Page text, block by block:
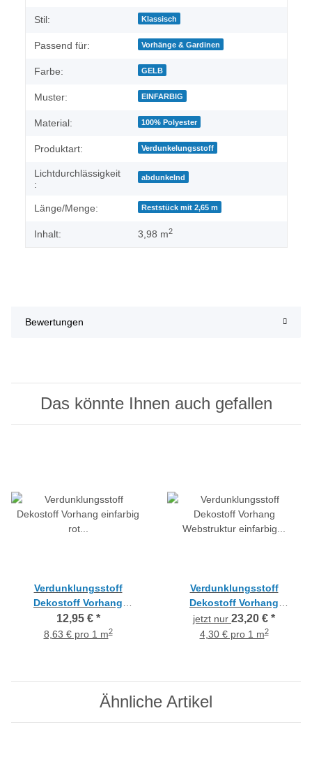
Stil: Klassisch
Passend für: Vorhänge & Gardinen
Farbe: GELB
Muster: EINFARBIG
Material: 100% Polyester
Produktart: Verdunkelungsstoff
Lichtdurchlässigkeit
:
abdunkelnd
Länge/Menge: Reststück mit 2,65 m
Inhalt: 3,98 m2
Bewertungen
Das könnte Ihnen auch gefallen
Verdunklungsstoff
Dekostoff Vorhang
einfarbig rot blickdicht,
Meterware
12,95 € *
8,63 € pro 1 m2
Verdunklungsstoff
Dekostoff Vorhang
Webstruktur einfarbig grau,
Reststück 3,6 m
jetzt nur 23,20 € *
4,30 € pro 1 m2
Ähnliche Artikel